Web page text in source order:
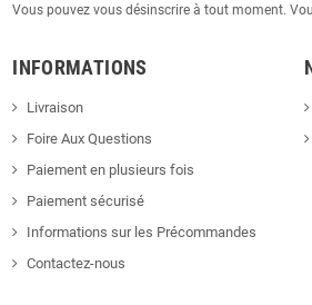
Vous pouvez vous désinscrire à tout moment.
INFORMATIONS
Livraison
Foire Aux Questions
Paiement en plusieurs fois
Paiement sécurisé
Informations sur les Précommandes
Contactez-nous